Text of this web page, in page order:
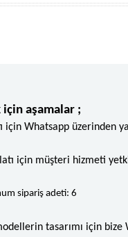
aşamalar ;
için Whatsapp üzerinden
için müşteri hizmeti
sipariş adeti: 6
tasarımı için